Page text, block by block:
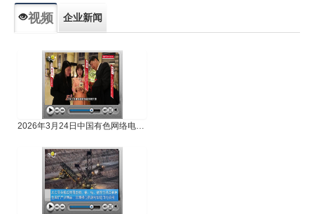
视频 企业新闻
2026年3月24日中国有色网络电视新闻